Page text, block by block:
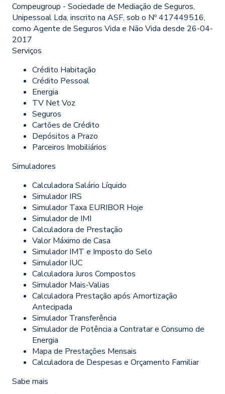
Compeugroup - Sociedade de Mediação de Seguros,
Unipessoal Lda, inscrito na ASF, sob o Nº 417449516,
como Agente de Seguros Vida e Não Vida desde 26-04-
2017
Serviços
Crédito Habitação
Crédito Pessoal
Energia
TV Net Voz
Seguros
Cartões de Crédito
Depósitos a Prazo
Parceiros Imobiliários
Simuladores
Calculadora Salário Líquido
Simulador IRS
Simulador Taxa EURIBOR Hoje
Simulador de IMI
Calculadora de Prestação
Valor Máximo de Casa
Simulador IMT e Imposto do Selo
Simulador IUC
Calculadora Juros Compostos
Simulador Mais-Valias
Calculadora Prestação após Amortização
Antecipada
Simulador Transferência
Simulador de Potência a Contratar e Consumo de
Energia
Mapa de Prestações Mensais
Calculadora de Despesas e Orçamento Familiar
Sabe mais